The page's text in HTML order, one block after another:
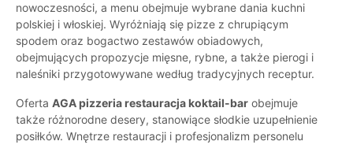
nowoczesności, a menu obejmuje wybrane dania kuchni
polskiej i włoskiej. Wyróżniają się pizze z chrupiącym
spodem oraz bogactwo zestawów obiadowych,
obejmujących propozycje mięsne, rybne, a także pierogi i
naleśniki przygotowywane według tradycyjnych receptur.
Oferta AGA pizzeria restauracja koktail-bar obejmuje
także różnorodne desery, stanowiące słodkie uzupełnienie
posiłków. Wnętrze restauracji i profesjonalizm personelu